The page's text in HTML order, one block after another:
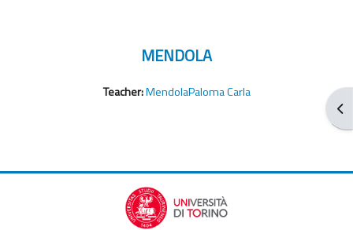
打
MENDOLA
Teacher:MendolaPaloma Carla